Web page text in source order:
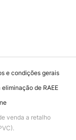
e condições gerais
de RAEE
venda a retalho